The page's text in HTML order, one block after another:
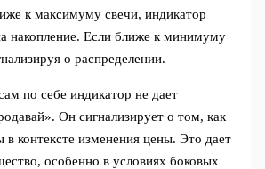
к максимуму свечи, индикатор
накопление. Если ближе к минимуму
о распределении.
по себе индикатор не дает
Он сигнализирует о том, как
в контексте изменения цены. Это дает
особенно в условиях боковых